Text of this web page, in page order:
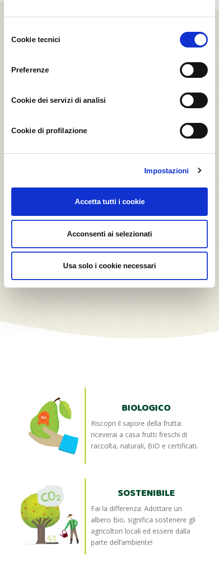
delCookie tecnici
Preferenze
Cookie dei servizi di analisi
Cookie di profilazione
Impostazioni
Accetta tutti i cookie
Acconsenti ai selezionati
Usa solo i cookie necessari
70
Alveare Mix
Clicca su un albero per vedere come viene
coltivato
* tonnellate di CO2.
BIOLOGICO
Riscopri il sapore della frutta:
riceverai a casa frutti freschi di
raccolta, naturali, BIO e certificati.
SOSTENIBILE
Fai la differenza: Adottare un
albero Bio, significa sostenere gli
agricoltori locali ed essere dalla
parte dell’ambiente!